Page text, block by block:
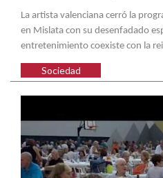
La artista valenciana cerró la
en Mislata con su desenfadado
entretenimiento coexiste con la
Sociedad